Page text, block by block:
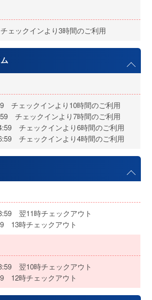
ェックインより3時間のご利用
チェックインより10時間のご利用
チェックインより7時間のご利用
チェックインより6時間のご利用
チェックインより4時間のご利用
翌11時チェックアウト
13時チェックアウト
翌10時チェックアウト
12時チェックアウト